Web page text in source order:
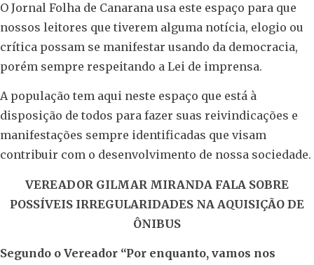
O Jornal Folha de Canarana usa este espaço para que
nossos leitores que tiverem alguma notícia, elogio ou
crítica possam se manifestar usando da democracia,
porém sempre respeitando a Lei de imprensa.
A população tem aqui neste espaço que está à
disposição de todos para fazer suas reivindicações e
manifestações sempre identificadas que visam
contribuir com o desenvolvimento de nossa sociedade.
VEREADOR GILMAR MIRANDA FALA SOBRE
POSSÍVEIS IRREGULARIDADES NA AQUISIÇÃO DE
ÔNIBUS
Segundo o Vereador “Por enquanto, vamos nos